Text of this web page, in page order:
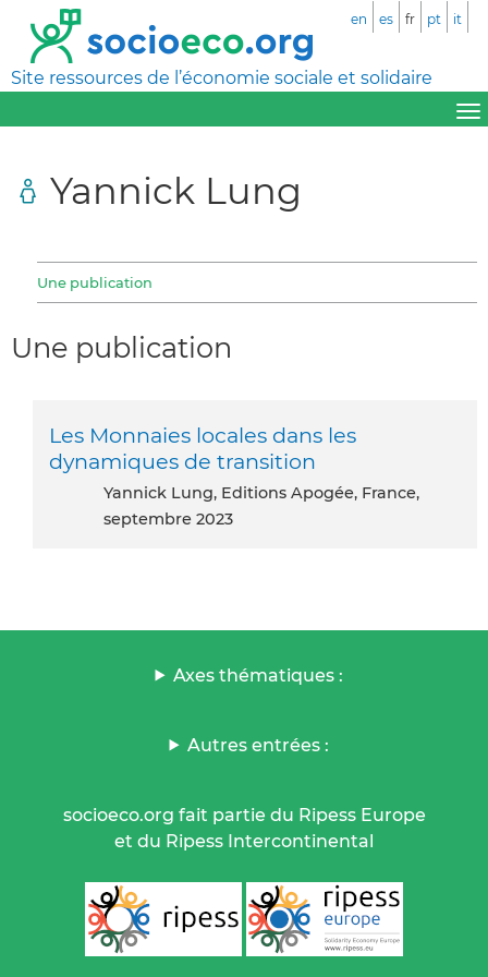
Site ressources de l’économie sociale et solidaire
en es fr pt it
Yannick Lung
Une publication
Une publication
Les Monnaies locales dans les
dynamiques de transition
Yannick Lung, Editions Apogée, France,
septembre 2023
Axes thématiques :
Autres entrées :
socioeco.org fait partie du Ripess Europe
et du Ripess Intercontinental